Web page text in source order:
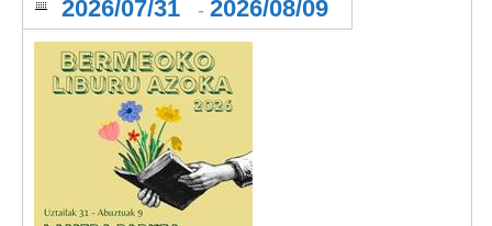
2026/07/31 - 2026/08/09